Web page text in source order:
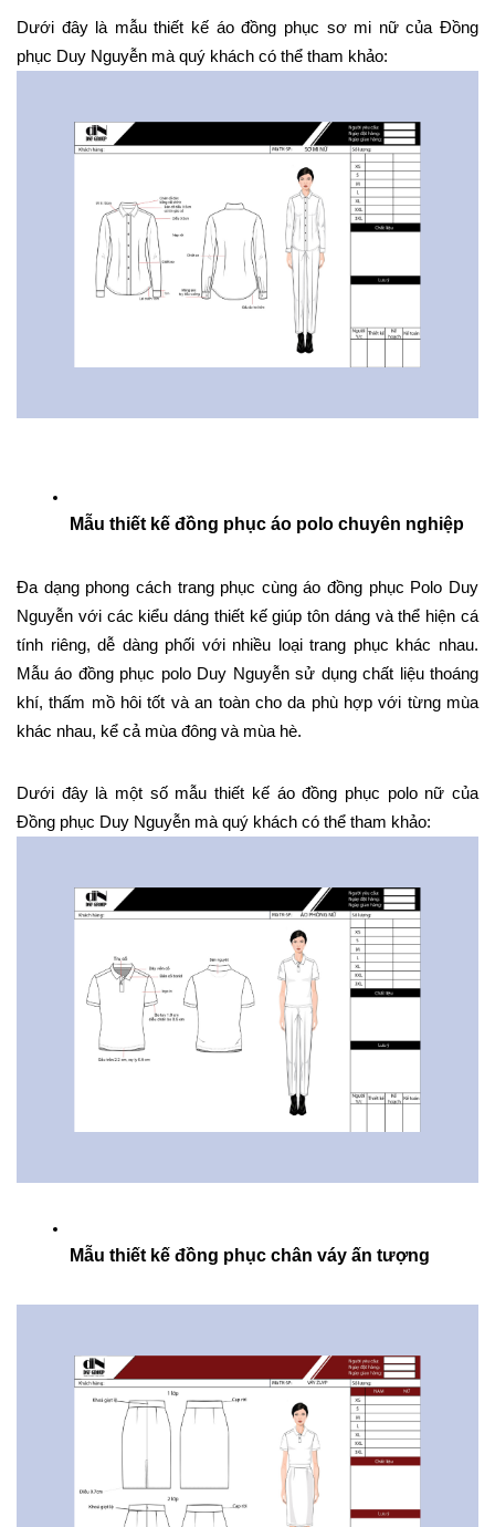
Dưới đây là mẫu thiết kế áo đồng phục sơ mi nữ của Đồng
phục Duy Nguyễn mà quý khách có thể tham khảo:
Mẫu thiết kế đồng phục áo polo chuyên nghiệp
Đa dạng phong cách trang phục cùng áo đồng phục Polo Duy
Nguyễn với các kiểu dáng thiết kế giúp tôn dáng và thể hiện cá
tính riêng, dễ dàng phối với nhiều loại trang phục khác nhau.
Mẫu áo đồng phục polo Duy Nguyễn sử dụng chất liệu thoáng
khí, thấm mồ hôi tốt và an toàn cho da phù hợp với từng mùa
khác nhau, kể cả mùa đông và mùa hè.
Dưới đây là một số mẫu thiết kế áo đồng phục polo nữ của
Đồng phục Duy Nguyễn mà quý khách có thể tham khảo:
Mẫu thiết kế đồng phục chân váy ấn tượng